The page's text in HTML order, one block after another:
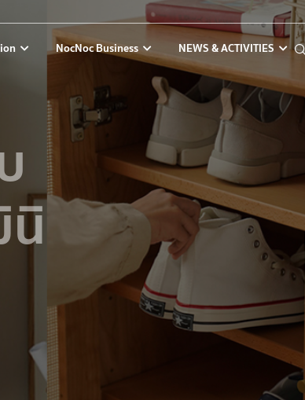
NocNoc Business NEWS & ACTIVITIES
นิ